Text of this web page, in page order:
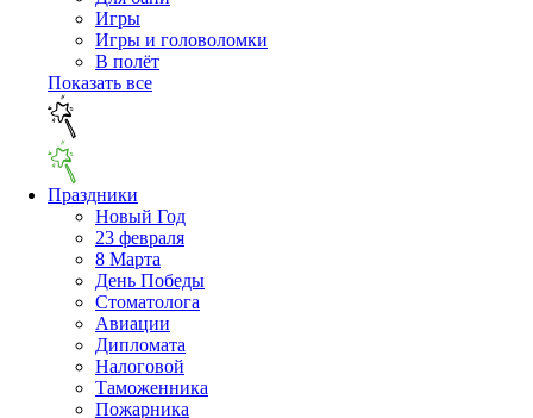
Игры
Игры и головоломки
В полёт
Показать все
Праздники
Новый Год
23 февраля
8 Марта
День Победы
Cтоматолога
Авиации
Дипломата
Налоговой
Таможенника
Пожарника